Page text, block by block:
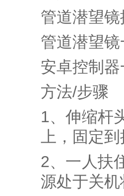
管道潜望
管道潜望
安卓控制
方法/步骤
1、伸缩杆
上，固定
2、一人扶
源处于关